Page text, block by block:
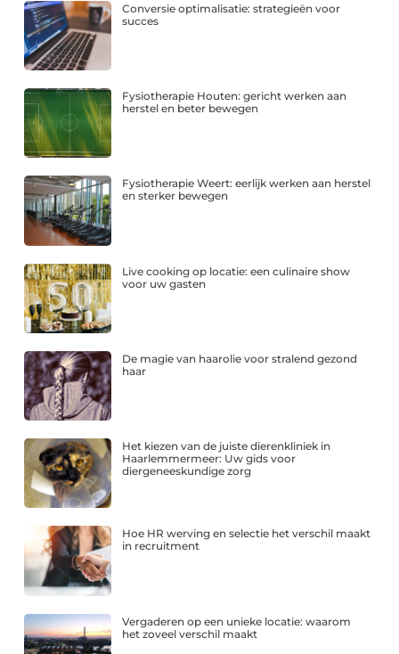
Conversie optimalisatie: strategieën voor
succes
Fysiotherapie Houten: gericht werken aan
herstel en beter bewegen
Fysiotherapie Weert: eerlijk werken aan herstel
en sterker bewegen
Live cooking op locatie: een culinaire show
voor uw gasten
De magie van haarolie voor stralend gezond
haar
Het kiezen van de juiste dierenkliniek in
Haarlemmermeer: Uw gids voor
diergeneeskundige zorg
Hoe HR werving en selectie het verschil maakt
in recruitment
Vergaderen op een unieke locatie: waarom
het zoveel verschil maakt